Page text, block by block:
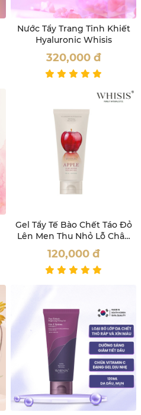
Nước Tẩy Trang Tinh Khiết
Hyaluronic Whisis
320,000 đ
Gel Tẩy Tế Bào Chết Táo Đỏ
Lên Men Thu Nhỏ Lỗ Chân
Lông Whisis
120,000 đ